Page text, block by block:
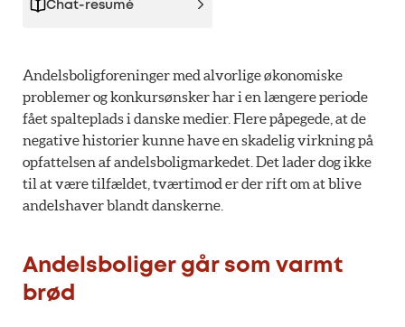
Chat-resumé
Andelsboligforeninger med alvorlige økonomiske
problemer og konkursønsker har i en længere periode
fået spalteplads i danske medier. Flere påpegede, at de
negative historier kunne have en skadelig virkning på
opfattelsen af andelsboligmarkedet. Det lader dog ikke
til at være tilfældet, tværtimod er der rift om at blive
andelshaver blandt danskerne.
Andelsboliger går som varmt
brød